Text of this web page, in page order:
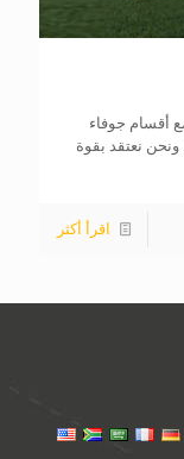
أقسام جوفاء
نعتقد بقوة
اقرأ أكثر